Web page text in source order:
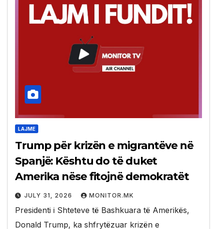
LAJME
Trump për krizën e migrantëve në
Spanjë: Kështu do të duket
Amerika nëse fitojnë demokratët
JULY 31, 2026 MONITOR.MK
Presidenti i Shteteve të Bashkuara të Amerikës,
Donald Trump, ka shfrytëzuar krizën e